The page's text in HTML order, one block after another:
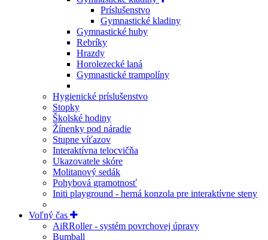
Príslušenstvo
Gymnastické kladiny
Gymnastické huby
Rebríky
Hrazdy
Horolezecké laná
Gymnastické trampolíny
Hygienické príslušenstvo
Stopky
Školské hodiny
Žínenky pod náradie
Stupne víťazov
Interaktívna telocvičňa
Ukazovatele skóre
Molitanový sedák
Pohybová gramotnosť
Initi playground - herná konzola pre interaktívne steny
Voľný čas
AiRRoller - systém povrchovej úpravy
Bumball